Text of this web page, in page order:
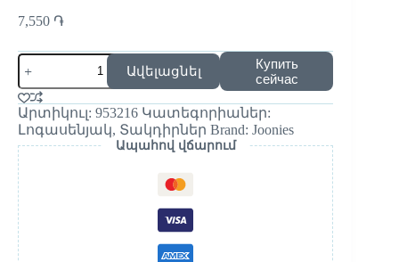
7,550 ֏
Ավելացնել
Купить
сейчас
Արտիկուլ: 953216 Կատեգորիաներ:
Լոգասենյակ, Տակդիրներ Brand: Joonies
Ապահով վճարում